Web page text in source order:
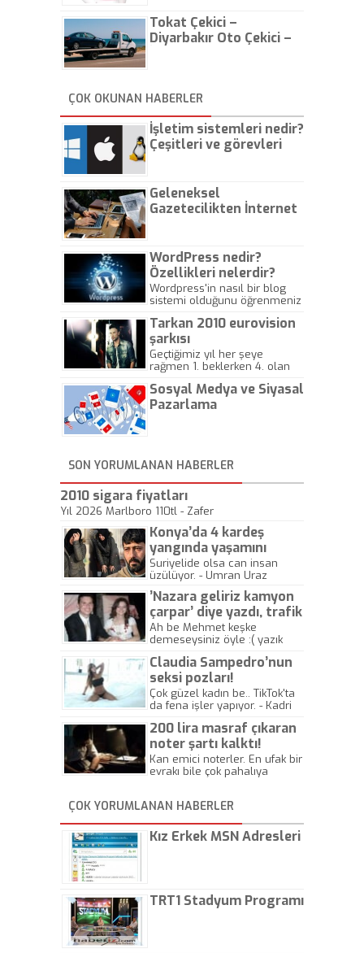
Tokat Çekici –
Diyarbakır Oto Çekici –
ÇOK OKUNAN HABERLER
İşletim sistemleri nedir?
Çeşitleri ve görevleri
Geleneksel
Gazetecilikten İnternet
WordPress nedir?
Özellikleri nelerdir?
Wordpress'in nasıl bir blog
sistemi olduğunu öğrenmeniz
Tarkan 2010 eurovision
şarkısı
Geçtiğimiz yıl her şeye
rağmen 1. beklerken 4. olan
gösterisinin bu yarışmada
önemli olmadığını anlamıştır.
Sosyal Medya ve Siyasal
Pazarlama
SON YORUMLANAN HABERLER
2010 sigara fiyatları
Yıl 2026 Marlboro 110tl - Zafer
Konya’da 4 kardeş
yangında yaşamını
yitirdi
Suriyelide olsa can insan
üzülüyor. - Umran Uraz
’Nazara geliriz kamyon
çarpar’ diye yazdı, trafik
kazasında öldü!
Ah be Mehmet keşke
demeseysiniz öyle :( yazık
Claudia Sampedro’nun
seksi pozları!
Çok güzel kadın be.. TikTok'ta
da fena işler yapıyor. - Kadri
200 lira masraf çıkaran
noter şartı kalktı!
Kan emici noterler. En ufak bir
evrakı bile çok pahalıya
kaptırıyorsunuz. - Kayhan
Gezenti
ÇOK YORUMLANAN HABERLER
Kız Erkek MSN Adresleri
TRT1 Stadyum Programı